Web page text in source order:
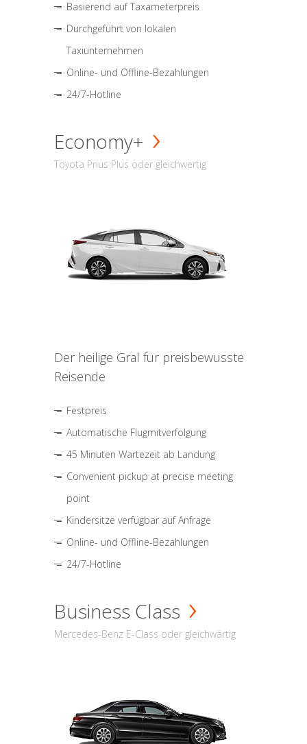
Basierend auf Taxameterpreis
Durchgeführt von lokalen
Taxiunternehmen
Online- und Offline-Bezahlungen
24/7-Hotline
Economy+
Toyota Prius Plus oder gleichwertig
Der heilige Gral für preisbewusste
Reisende
Festpreis
Automatische Flugmitverfolgung
45 Minuten Wartezeit ab Landung
Convenient pickup at precise meeting
point
Kindersitze verfügbar auf Anfrage
Online- und Offline-Bezahlungen
24/7-Hotline
Business Class
Mercedes-Benz E-Class oder gleichwärtig